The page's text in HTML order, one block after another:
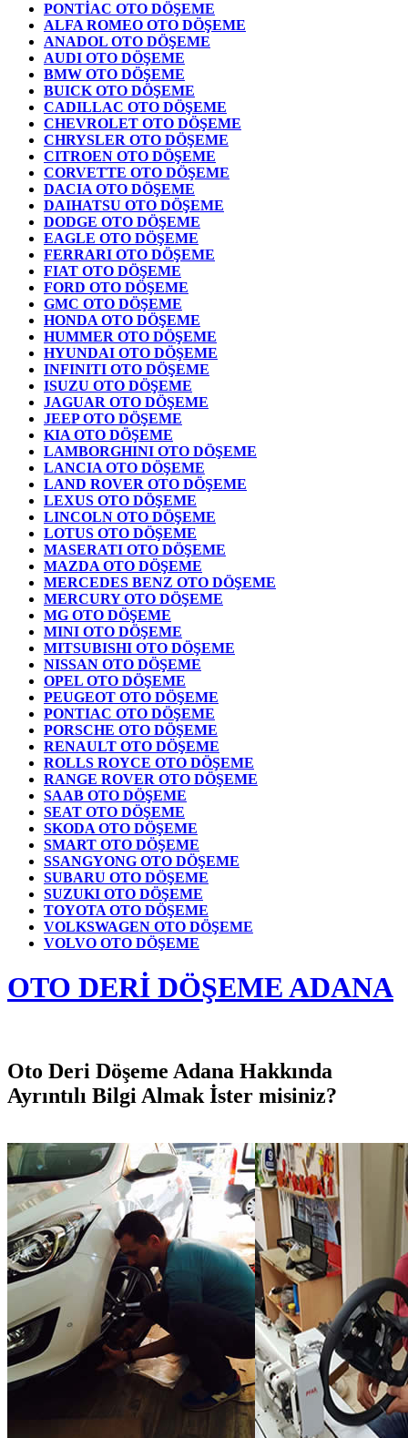
PONTİAC OTO DÖŞEME
ALFA ROMEO OTO DÖŞEME
ANADOL OTO DÖŞEME
AUDI OTO DÖŞEME
BMW OTO DÖŞEME
BUICK OTO DÖŞEME
CADILLAC OTO DÖŞEME
CHEVROLET OTO DÖŞEME
CHRYSLER OTO DÖŞEME
CITROEN OTO DÖŞEME
CORVETTE OTO DÖŞEME
DACIA OTO DÖŞEME
DAIHATSU OTO DÖŞEME
DODGE OTO DÖŞEME
EAGLE OTO DÖŞEME
FERRARI OTO DÖŞEME
FIAT OTO DÖŞEME
FORD OTO DÖŞEME
GMC OTO DÖŞEME
HONDA OTO DÖŞEME
HUMMER OTO DÖŞEME
HYUNDAI OTO DÖŞEME
INFINITI OTO DÖŞEME
ISUZU OTO DÖŞEME
JAGUAR OTO DÖŞEME
JEEP OTO DÖŞEME
KIA OTO DÖŞEME
LAMBORGHINI OTO DÖŞEME
LANCIA OTO DÖŞEME
LAND ROVER OTO DÖŞEME
LEXUS OTO DÖŞEME
LINCOLN OTO DÖŞEME
LOTUS OTO DÖŞEME
MASERATI OTO DÖŞEME
MAZDA OTO DÖŞEME
MERCEDES BENZ OTO DÖŞEME
MERCURY OTO DÖŞEME
MG OTO DÖŞEME
MINI OTO DÖŞEME
MITSUBISHI OTO DÖŞEME
NISSAN OTO DÖŞEME
OPEL OTO DÖŞEME
PEUGEOT OTO DÖŞEME
PONTIAC OTO DÖŞEME
PORSCHE OTO DÖŞEME
RENAULT OTO DÖŞEME
ROLLS ROYCE OTO DÖŞEME
RANGE ROVER OTO DÖŞEME
SAAB OTO DÖŞEME
SEAT OTO DÖŞEME
SKODA OTO DÖŞEME
SMART OTO DÖŞEME
SSANGYONG OTO DÖŞEME
SUBARU OTO DÖŞEME
SUZUKI OTO DÖŞEME
TOYOTA OTO DÖŞEME
VOLKSWAGEN OTO DÖŞEME
VOLVO OTO DÖŞEME
OTO DERİ DÖŞEME ADANA
Oto Deri Döşeme Adana Hakkında
Ayrıntılı Bilgi Almak İster misiniz?